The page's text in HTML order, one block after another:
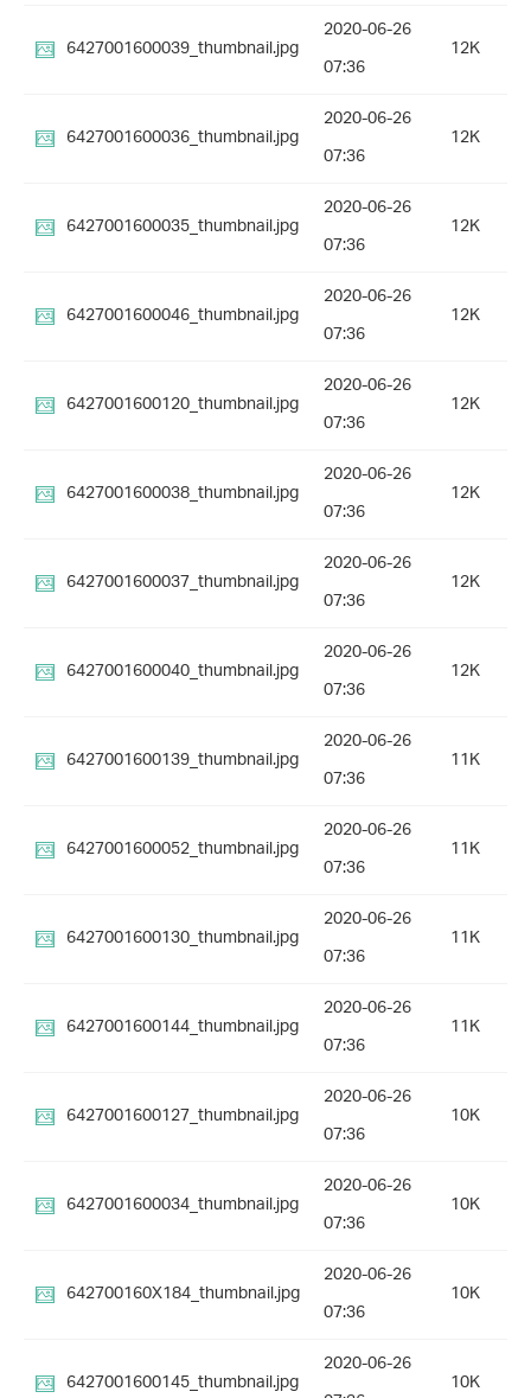
6427001600039_thumbnail.jpg
2020-06-26
07:36
12K
6427001600036_thumbnail.jpg
2020-06-26
07:36
12K
6427001600035_thumbnail.jpg
2020-06-26
07:36
12K
6427001600046_thumbnail.jpg
2020-06-26
07:36
12K
6427001600120_thumbnail.jpg
2020-06-26
07:36
12K
6427001600038_thumbnail.jpg
2020-06-26
07:36
12K
6427001600037_thumbnail.jpg
2020-06-26
07:36
12K
6427001600040_thumbnail.jpg
2020-06-26
07:36
12K
6427001600139_thumbnail.jpg
2020-06-26
07:36
11K
6427001600052_thumbnail.jpg
2020-06-26
07:36
11K
6427001600130_thumbnail.jpg
2020-06-26
07:36
11K
6427001600144_thumbnail.jpg
2020-06-26
07:36
11K
6427001600127_thumbnail.jpg
2020-06-26
07:36
10K
6427001600034_thumbnail.jpg
2020-06-26
07:36
10K
642700160X184_thumbnail.jpg
2020-06-26
07:36
10K
6427001600145_thumbnail.jpg
2020-06-26
10K